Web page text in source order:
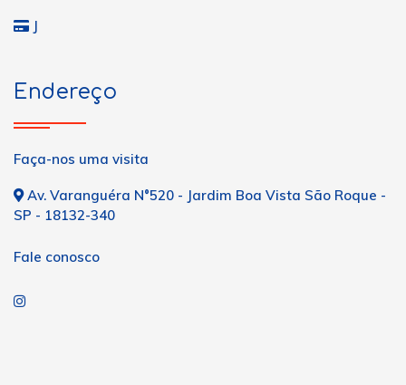
J
Endereço
Faça-nos uma visita
Av. Varanguéra N°520 - Jardim Boa Vista São Roque -
SP - 18132-340
Fale conosco